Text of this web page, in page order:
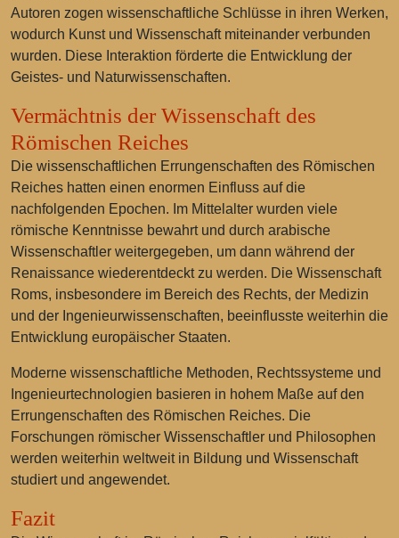
Autoren zogen wissenschaftliche Schlüsse in ihren Werken,
wodurch Kunst und Wissenschaft miteinander verbunden
wurden. Diese Interaktion förderte die Entwicklung der
Geistes- und Naturwissenschaften.
Vermächtnis der Wissenschaft des
Römischen Reiches
Die wissenschaftlichen Errungenschaften des Römischen
Reiches hatten einen enormen Einfluss auf die
nachfolgenden Epochen. Im Mittelalter wurden viele
römische Kenntnisse bewahrt und durch arabische
Wissenschaftler weitergegeben, um dann während der
Renaissance wiederentdeckt zu werden. Die Wissenschaft
Roms, insbesondere im Bereich des Rechts, der Medizin
und der Ingenieurwissenschaften, beeinflusste weiterhin die
Entwicklung europäischer Staaten.
Moderne wissenschaftliche Methoden, Rechtssysteme und
Ingenieurtechnologien basieren in hohem Maße auf den
Errungenschaften des Römischen Reiches. Die
Forschungen römischer Wissenschaftler und Philosophen
werden weiterhin weltweit in Bildung und Wissenschaft
studiert und angewendet.
Fazit